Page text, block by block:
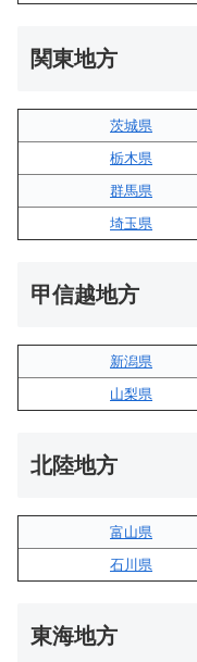
関東地方
茨城県
栃木県
群馬県
埼玉県
甲信越地方
新潟県
山梨県
北陸地方
富山県
石川県
東海地方